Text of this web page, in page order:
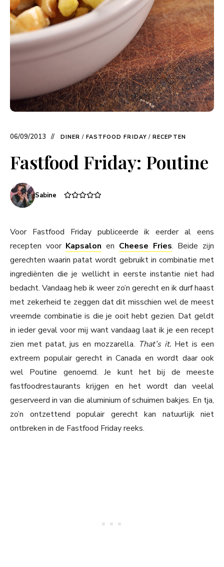
06/09/2013 DINER / FASTFOOD FRIDAY / RECEPTEN
Fastfood Friday: Poutine
Sabine
Voor Fastfood Friday publiceerde ik eerder al eens
recepten voor Kapsalon en Cheese Fries. Beide zijn
gerechten waarin patat wordt gebruikt in combinatie met
ingrediënten die je wellicht in eerste instantie niet had
bedacht. Vandaag heb ik weer zo’n gerecht en ik durf haast
met zekerheid te zeggen dat dit misschien wel de meest
vreemde combinatie is die je ooit hebt gezien. Dat geldt
in ieder geval voor mij want vandaag laat ik je een recept
zien met patat, jus en mozzarella. That’s it. Het is een
extreem populair gerecht in Canada en wordt daar ook
wel Poutine genoemd. Je kunt het bij de meeste
fastfoodrestaurants krijgen en het wordt dan veelal
geserveerd in van die aluminium of schuimen bakjes. En tja,
zo’n ontzettend populair gerecht kan natuurlijk niet
ontbreken in de Fastfood Friday reeks.